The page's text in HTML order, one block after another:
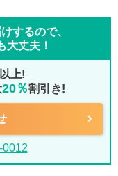
するので、
大丈夫！
以上!
20％割引き!
0012